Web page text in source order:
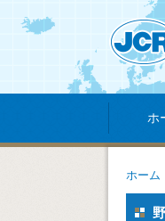
ホ
ホーム